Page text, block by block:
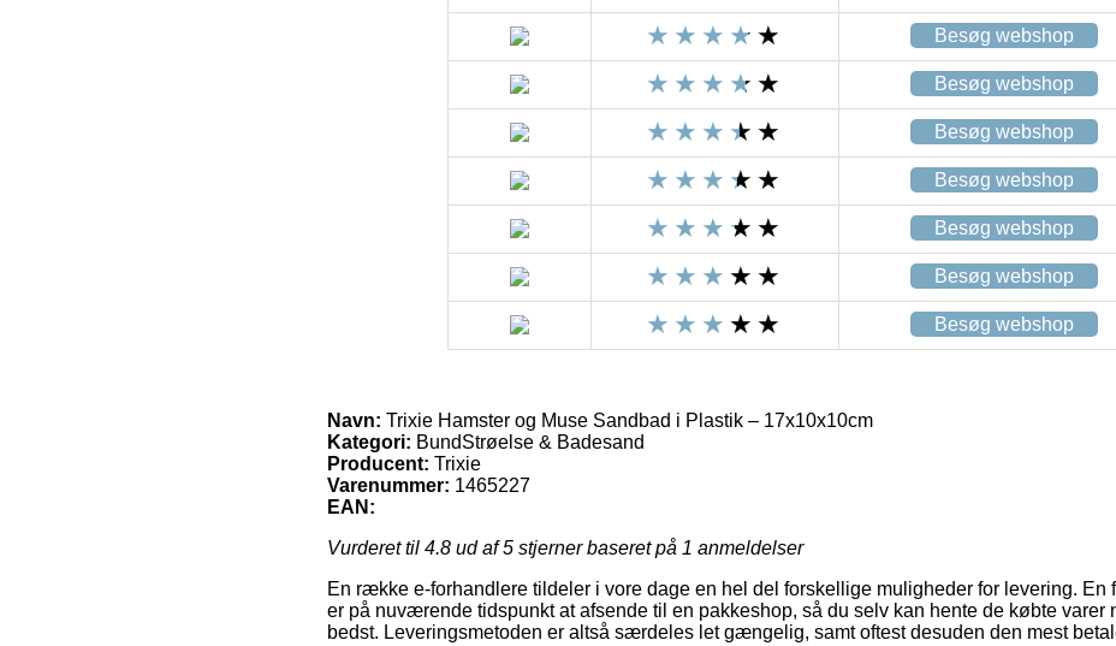
Besøg webshop
Besøg webshop
Besøg webshop
Besøg webshop
Besøg webshop
Besøg webshop
Besøg webshop
Navn: Trixie Hamster og Muse Sandbad i Plastik – 17x10x10cm
Kategori: BundStrøelse & Badesand
Producent: Trixie
Varenummer: 1465227
EAN:
Vurderet til 4.8 ud af 5 stjerner baseret på 1 anmeldelser
En række e-forhandlere tildeler i vore dage en hel del forskellige muligheder for levering. En
er på nuværende tidspunkt at afsende til en pakkeshop, så du selv kan hente de købte varer
bedst. Leveringsmetoden er altså særdeles let gængelig, samt oftest desuden den mest